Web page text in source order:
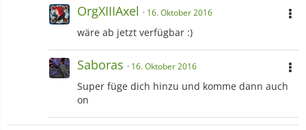
OrgXIIIAxel 16. Oktober 2016
wäre ab jetzt verfügbar :)
Saboras 16. Oktober 2016
Super füge dich hinzu und komme dann auch
on